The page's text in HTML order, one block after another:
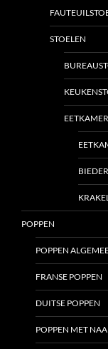
STOELEN
POPPEN
POPPEN
FRANSE POPPEN
DUITSE POPPEN
POPPEN MET